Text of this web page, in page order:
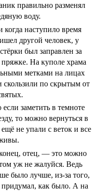
правильно разменял
воду.
когда наступило время
другой человек, у
был заправлен за
На куполе храма
метками на лицах
скользили по скрытым от
заметить в темноте
то можно вернуться в
не упали с веток и все
отец, — это можно
уж не жалуйся. Ведь
было лучше, из-за того,
придумал, как было. А на